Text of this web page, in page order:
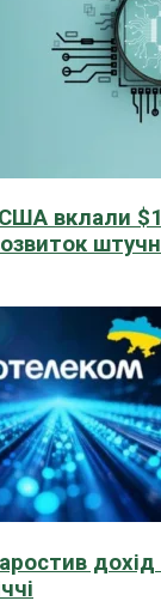
вклали
дохід